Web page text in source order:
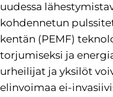
uudessa
kohdennetun
kentän (PEMF)
torjumiseksi ja
urheilijat ja yksilöt
elinvoimaa ei-